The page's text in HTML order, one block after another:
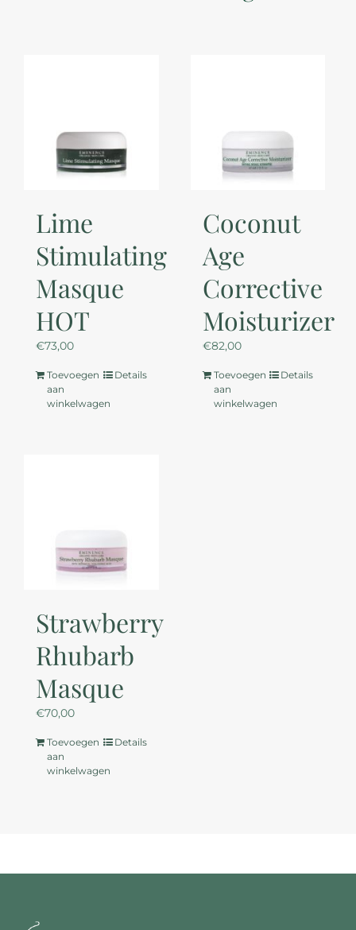
Lime
Stimulating
Masque
HOT
€73,00
Toevoegen
aan
winkelwagen
Details
Coconut
Age
Corrective
Moisturizer
€82,00
Toevoegen
aan
winkelwagen
Details
Strawberry
Rhubarb
Masque
€70,00
Toevoegen
aan
winkelwagen
Details